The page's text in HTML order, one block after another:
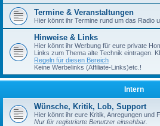
Termine & Veranstaltungen
Hier könnt ihr Termine rund um das Radio
Hinweise & Links
Hier könnt ihr Werbung für eure private
Links zum Thema alte Technik eintragen.
Regeln für diesen Bereich
Keine Werbelinks (Affiliate-Links)etc.!
Intern
Wünsche, Kritik, Lob, Support
Hier könnt ihr eure Kritik, Anregungen und
Nur für registrierte Benutzer einsehbar.